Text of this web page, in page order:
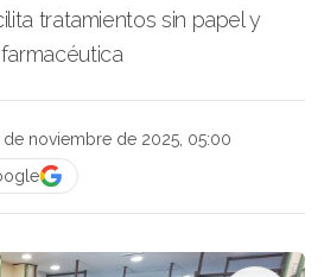
tratamientos sin papel y
de noviembre de 2025, 05:00